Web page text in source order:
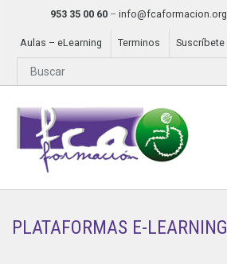
953 35 00 60 – info@fcaformacion.org
Aulas – eLearning Terminos Suscríbete
PLATAFORMAS E-LEARNING